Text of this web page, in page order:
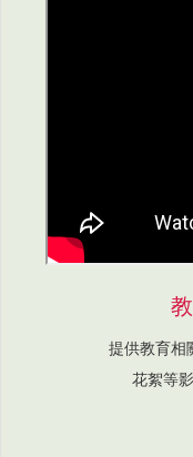
提供教育相
花絮等